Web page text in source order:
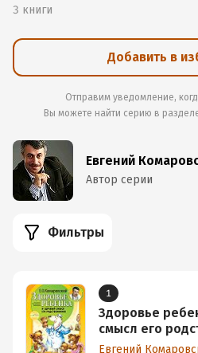
3 книги
Добавить в
Отправим уведомление,
Вы можете найти серию в
Евгений
Автор серии
Фильтры
1
Здоровье
смысл его
Евгений